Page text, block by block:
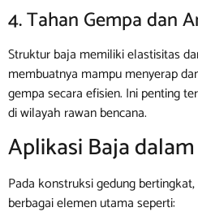
4. Tahan Gempa dan
Struktur baja memiliki elastisitas
membuatnya mampu menyerap
gempa secara efisien. Ini penting
di wilayah rawan bencana.
Aplikasi Baja
Pada konstruksi gedung
berbagai elemen utama seperti: